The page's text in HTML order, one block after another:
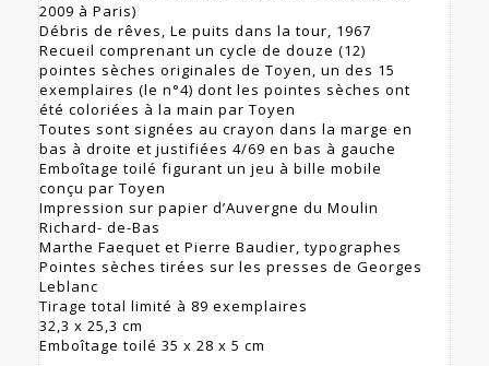
2009 à Paris)
Débris de rêves, Le puits dans la tour, 1967
Recueil comprenant un cycle de douze (12)
pointes sèches originales de Toyen, un des 15
exemplaires (le n°4) dont les pointes sèches ont
été coloriées à la main par Toyen
Toutes sont signées au crayon dans la marge en
bas à droite et justifiées 4/69 en bas à gauche
Emboîtage toilé figurant un jeu à bille mobile
conçu par Toyen
Impression sur papier d’Auvergne du Moulin
Richard- de-Bas
Marthe Faequet et Pierre Baudier, typographes
Pointes sèches tirées sur les presses de Georges
Leblanc
Tirage total limité à 89 exemplaires
32,3 x 25,3 cm
Emboîtage toilé 35 x 28 x 5 cm